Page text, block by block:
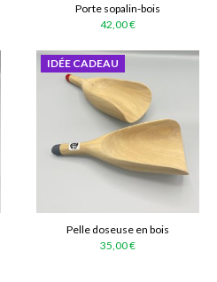
Porte sopalin-bois
42,00 €
IDÉE CADEAU
Pelle doseuse en bois
35,00 €